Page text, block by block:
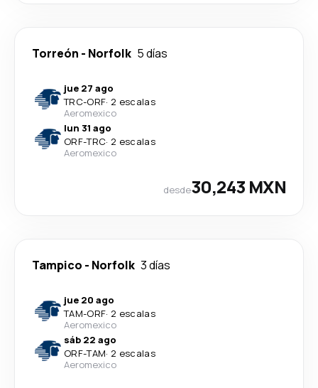
Torreón - Norfolk 5 días
jue 27 ago
TRC-ORF· 2 escalas
Aeromexico
lun 31 ago
ORF-TRC· 2 escalas
Aeromexico
desde30,243 MXN
Tampico - Norfolk 3 días
jue 20 ago
TAM-ORF· 2 escalas
Aeromexico
sáb 22 ago
ORF-TAM· 2 escalas
Aeromexico